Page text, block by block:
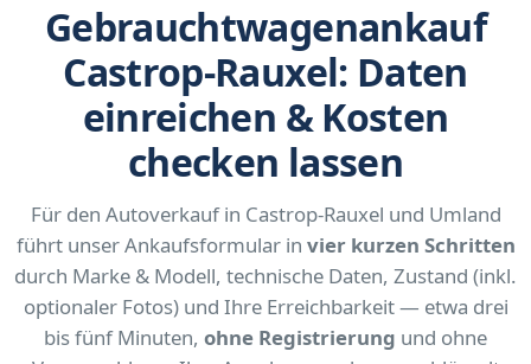
Gebrauchtwagenankauf
Castrop-Rauxel: Daten
einreichen & Kosten
checken lassen
Für den Autoverkauf in Castrop-Rauxel und Umland
führt unser Ankaufsformular in vier kurzen Schritten
durch Marke & Modell, technische Daten, Zustand (inkl.
optionaler Fotos) und Ihre Erreichbarkeit — etwa drei
bis fünf Minuten, ohne Registrierung und ohne